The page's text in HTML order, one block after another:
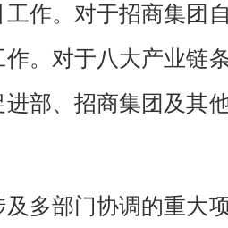
作。对于招商集团
作。对于八大产业链
部、招商集团及其
及多部门协调的重大